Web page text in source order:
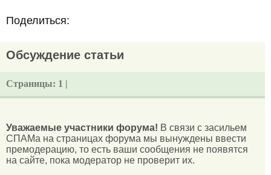
Поделиться:
Обсуждение статьи
Страницы: 1 |
Уважаемые участники форума! В связи с засильем
СПАМа на страницах форума мы вынуждены ввести
премодерацию, то есть ваши сообщения не появятся
на сайте, пока модератор не проверит их.